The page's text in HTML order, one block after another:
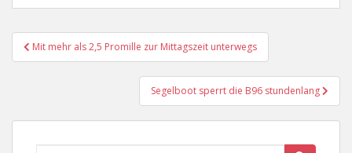
Beitragsnavigation
Mit mehr als 2,5 Promille zur Mittagszeit unterwegs
Segelboot sperrt die B96 stundenlang